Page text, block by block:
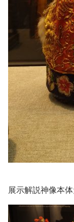
展示解説神像本